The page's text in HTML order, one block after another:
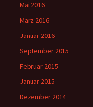
Mai 2016
März 2016
Januar 2016
September 2015
Februar 2015
Januar 2015
Dezember 2014